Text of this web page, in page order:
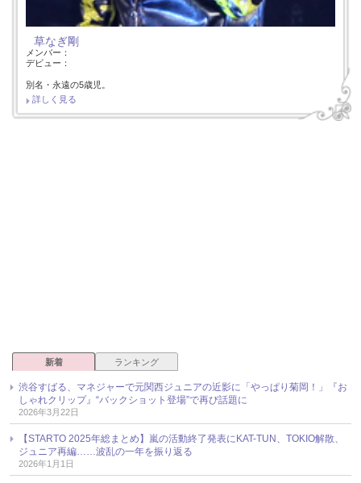
草なぎ剛
メンバー：
デビュー：
別名・永遠の5歳児。
詳しく見る
新着 ランキング
渋谷すばる、マネジャーで元関西ジュニアの近影に「やっぱり菊岡！」『お
しゃれクリップ』“バックショット登場”で再び話題に
2026年3月22日
【STARTO 2025年総まとめ】嵐の活動終了発表にKAT-TUN、TOKIO解散、
ジュニア再編……波乱の一年を振り返る
2026年1月1日